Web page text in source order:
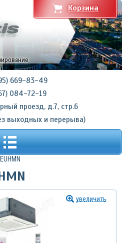
669-83-49
084-72-19
проезд, д.7, стр.6
выходных и перерыва)
Корзина
увеличить